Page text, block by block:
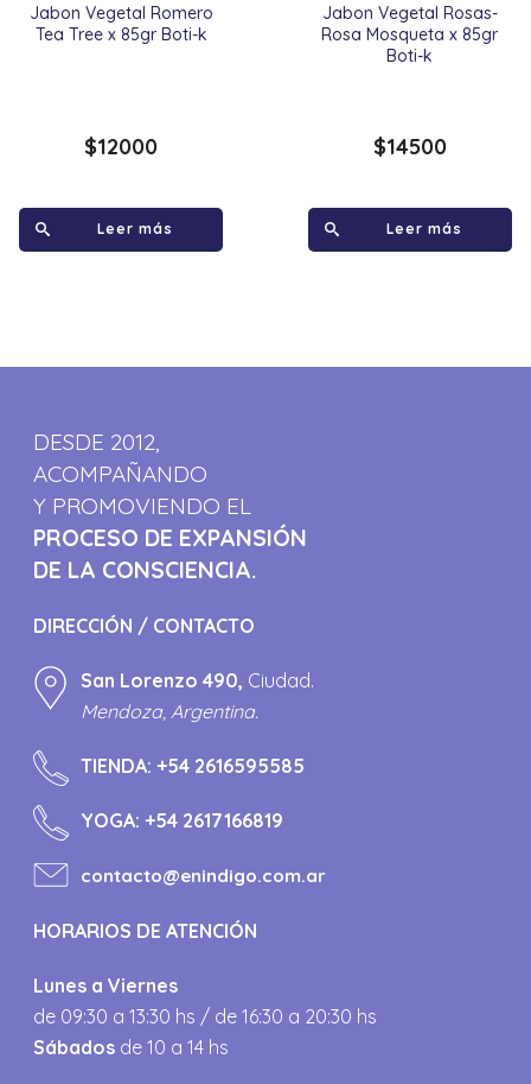
Jabon Vegetal Romero
Tea Tree x 85gr Boti-k
$12000
Leer más
Jabon Vegetal Rosas-
Rosa Mosqueta x 85gr
Boti-k
$14500
Leer más
DESDE 2012,
ACOMPAÑANDO
Y PROMOVIENDO EL
PROCESO DE EXPANSIÓN
DE LA CONSCIENCIA.
DIRECCIÓN / CONTACTO
San Lorenzo 490, Ciudad.
Mendoza, Argentina.
TIENDA:+54 2616595585
YOGA:+54 2617166819
contacto@enindigo.com.ar
HORARIOS DE ATENCIÓN
Lunes a Viernes
de 09:30 a 13:30 hs / de 16:30 a 20:30 hs
Sábados de 10 a 14 hs